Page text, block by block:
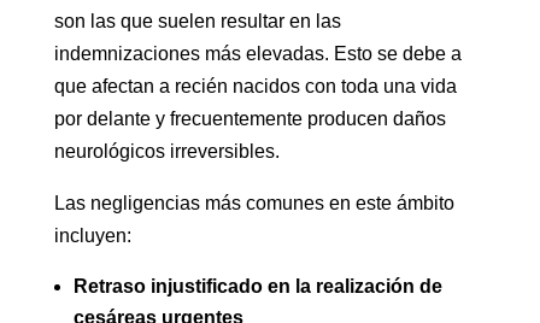
son las que suelen resultar en las
indemnizaciones más elevadas. Esto se debe a
que afectan a recién nacidos con toda una vida
por delante y frecuentemente producen daños
neurológicos irreversibles.
Las negligencias más comunes en este ámbito
incluyen:
Retraso injustificado en la realización de
cesáreas urgentes